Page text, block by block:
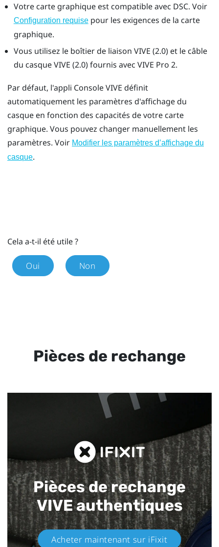
Votre carte graphique est compatible avec DSC. Voir
Configuration requisepour les exigences de la carte
graphique.
Vous utilisez le boîtier de liaison VIVE (2.0)et le câble
du casque VIVE (2.0)fournis avec VIVE Pro 2.
Par défaut, l'appli Console VIVE définit
automatiquement les paramètres d'affichage du
casque en fonction des capacités de votre carte
graphique. Vous pouvez changer manuellement les
paramètres. Voir Modifier les paramètres d’affichage du
casque.
Cela a-t-il été utile ?
Oui Non
Pièces de rechange
Pièces de rechange
VIVE authentiques​
Acheter maintenant sur iFixit​